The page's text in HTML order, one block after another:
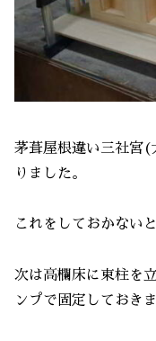
茅葺屋根違い三社宮
りました。
これをしておかない
次は高欄床に束柱を
ンプで固定しておきま